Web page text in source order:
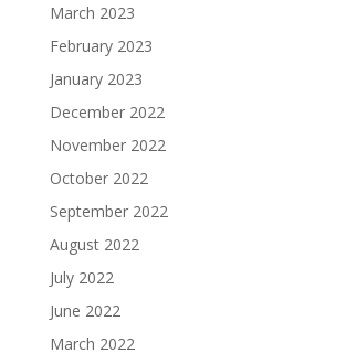
March 2023
February 2023
January 2023
December 2022
November 2022
October 2022
September 2022
August 2022
July 2022
June 2022
March 2022